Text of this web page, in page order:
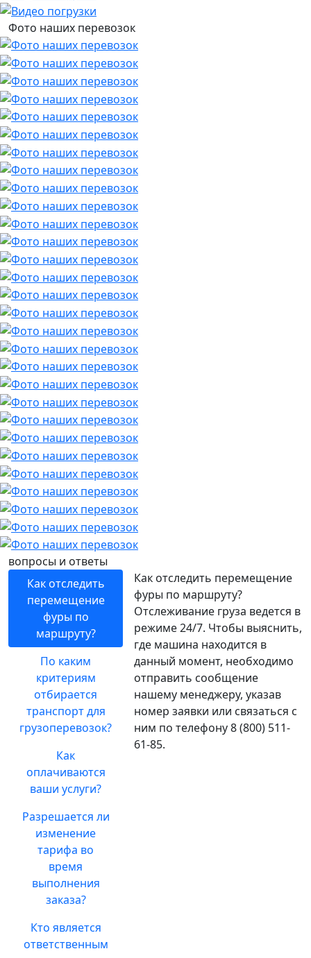
Фото наших перевозок
вопросы и ответы
Как отследить
перемещение
фуры по
маршруту?
По каким
критериям
отбирается
транспорт для
грузоперевозок?
Как
оплачиваются
ваши услуги?
Разрешается ли
изменение
тарифа во
время
выполнения
заказа?
Кто является
ответственным
Как отследить перемещение
фуры по маршруту?
Отслеживание груза ведется в
режиме 24/7. Чтобы выяснить,
где машина находится в
данный момент, необходимо
отправить сообщение
нашему менеджеру, указав
номер заявки или связаться с
ним по телефону 8 (800) 511-
61-85.